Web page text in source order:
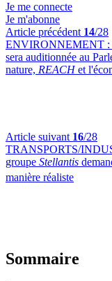
Je me connecte
Je m'abonne
Article précédent 14/28
ENVIRONNEMENT :
sera auditionnée au
nature, REACHet
Article suivant 16/28
TRANSPORTS/
groupe Stellantis
manière réaliste
Sommaire